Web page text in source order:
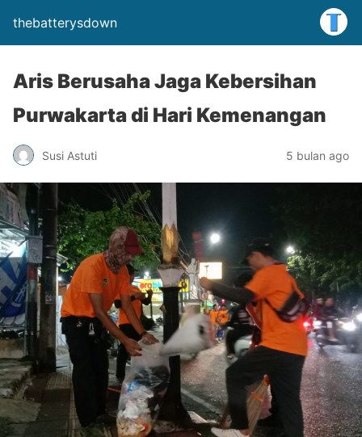
thebatterysdown
Aris Berusaha Jaga Kebersihan
Purwakarta di Hari Kemenangan
Susi Astuti 5 bulan ago